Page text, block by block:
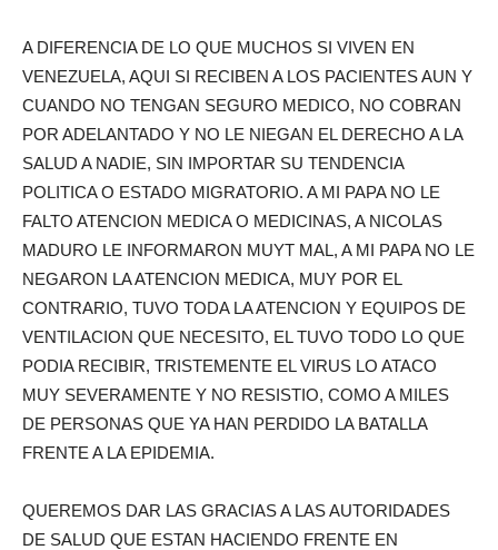
A DIFERENCIA DE LO QUE MUCHOS SI VIVEN EN
VENEZUELA, AQUI SI RECIBEN A LOS PACIENTES AUN Y
CUANDO NO TENGAN SEGURO MEDICO, NO COBRAN
POR ADELANTADO Y NO LE NIEGAN EL DERECHO A LA
SALUD A NADIE, SIN IMPORTAR SU TENDENCIA
POLITICA O ESTADO MIGRATORIO. A MI PAPA NO LE
FALTO ATENCION MEDICA O MEDICINAS, A NICOLAS
MADURO LE INFORMARON MUYT MAL, A MI PAPA NO LE
NEGARON LA ATENCION MEDICA, MUY POR EL
CONTRARIO, TUVO TODA LA ATENCION Y EQUIPOS DE
VENTILACION QUE NECESITO, EL TUVO TODO LO QUE
PODIA RECIBIR, TRISTEMENTE EL VIRUS LO ATACO
MUY SEVERAMENTE Y NO RESISTIO, COMO A MILES
DE PERSONAS QUE YA HAN PERDIDO LA BATALLA
FRENTE A LA EPIDEMIA.
QUEREMOS DAR LAS GRACIAS A LAS AUTORIDADES
DE SALUD QUE ESTAN HACIENDO FRENTE EN